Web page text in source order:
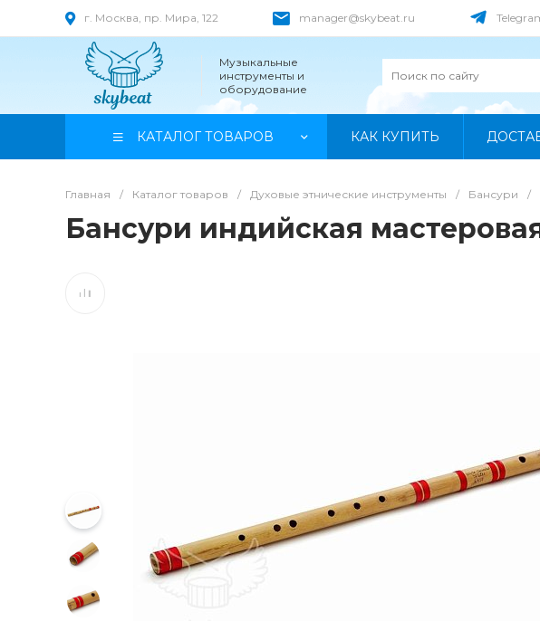
г. Москва, пр. Мира, 122 manager@skybeat.ru
Музыкальные
инструменты и
оборудование
КАТАЛОГ ТОВАРОВ КАК КУПИТЬ
Главная / Каталог товаров / Духовые этнические инструменты / Бансури /
Бансури индийская